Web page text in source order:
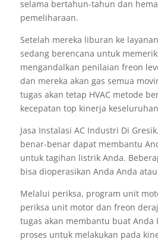
selama bertahun-tahun dan
pemeliharaan.
Setelah mereka liburan ke
sedang berencana untuk
mengandalkan penilaian freon
dan mereka akan gas semua
tugas akan tetap HVAC metode
kecepatan top kinerja
Jasa Instalasi AC Industri Di
benar-benar dapat membantu
untuk tagihan listrik Anda.
bisa dioperasikan Anda Anda
Melalui periksa, program unit
periksa unit motor dan freon
tugas akan membantu buat Anda
proses untuk melakukan pada